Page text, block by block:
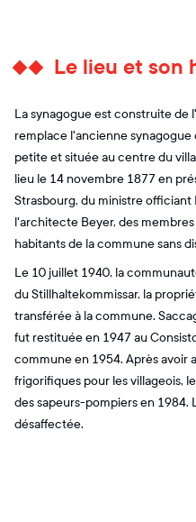
Le lieu et son
La synagogue est construite de
remplace l'ancienne
petite et située au centre du
lieu le 14 novembre 1877 en
Strasbourg, du ministre officiant
l'architecte Beyer, des
habitants de la commune sans
Le 10 juillet 1940, la
du Stillhaltekommissar, la
transférée à la commune.
fut restituée en 1947 au
commune en 1954. Après avoir
frigorifiques pour les villageois,
des sapeurs-pompiers en 1984.
désaffectée.